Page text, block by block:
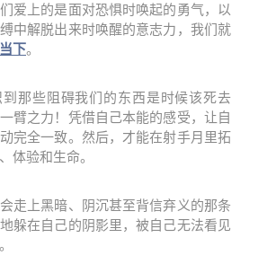
爱上的是面对恐惧时唤起的勇气，以
中解脱出来时唤醒的意志力，我们就
下。
那些阻碍我们的东西是时候该死去
臂之力！凭借自己本能的感受，让自
完全一致。然后，才能在射手月里拓
体验和生命。
走上黑暗、阴沉甚至背信弃义的那条
躲在自己的阴影里，被自己无法看见